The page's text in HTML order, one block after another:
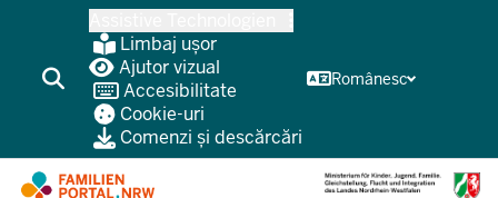
conținutul
principal
Limbaj ușor
Ajutor vizual
Accesibilitate
Cookie-uri
Comenzi și descărcări
Românesc